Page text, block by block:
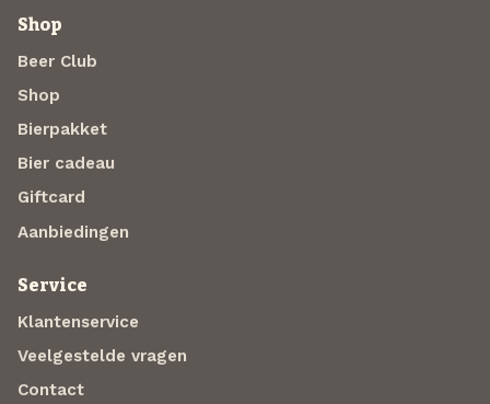
Shop
Beer Club
Shop
Bierpakket
Bier cadeau
Giftcard
Aanbiedingen
Service
Klantenservice
Veelgestelde vragen
Contact